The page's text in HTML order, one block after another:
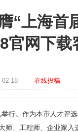
“上海首
官网下载
02-18 在线投稿
行。作为本市人才评
师、工程师、企业家入